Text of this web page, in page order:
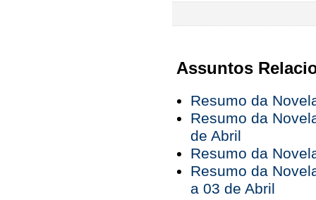
Assuntos
Resumo da
Resumo da
de Abril
Resumo da
Resumo da
a 03 de Abril